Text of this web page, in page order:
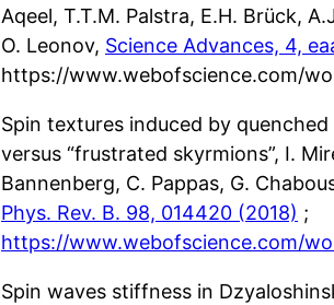
Aqeel, T.T.M. Palstra, E.H. Brück,
O. Leonov, Science Advances, 4,
https://www.webofscience.com/
Spin textures induced by
versus “frustrated skyrmions”, I.
Bannenberg, C. Pappas, G.
Phys. Rev. B. 98, 014420 (2018) ;
https://www.webofscience.com/
Spin waves stiffness in